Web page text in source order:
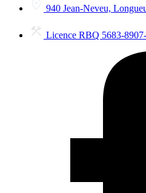
940 Jean-Neveu,
Licence RBQ 5683-